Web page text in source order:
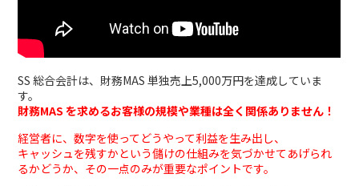
SS 総合会計は、財務MAS 単独売上5,000万円を達成していま
す。
財務MAS を求めるお客様の規模や業種は全く関係ありません！
経営者に、数字を使ってどうやって利益を生み出し、
キャッシュを残すかという儲けの仕組みを気づかせてあげられ
るかどうか、その一点のみが重要なポイントです。